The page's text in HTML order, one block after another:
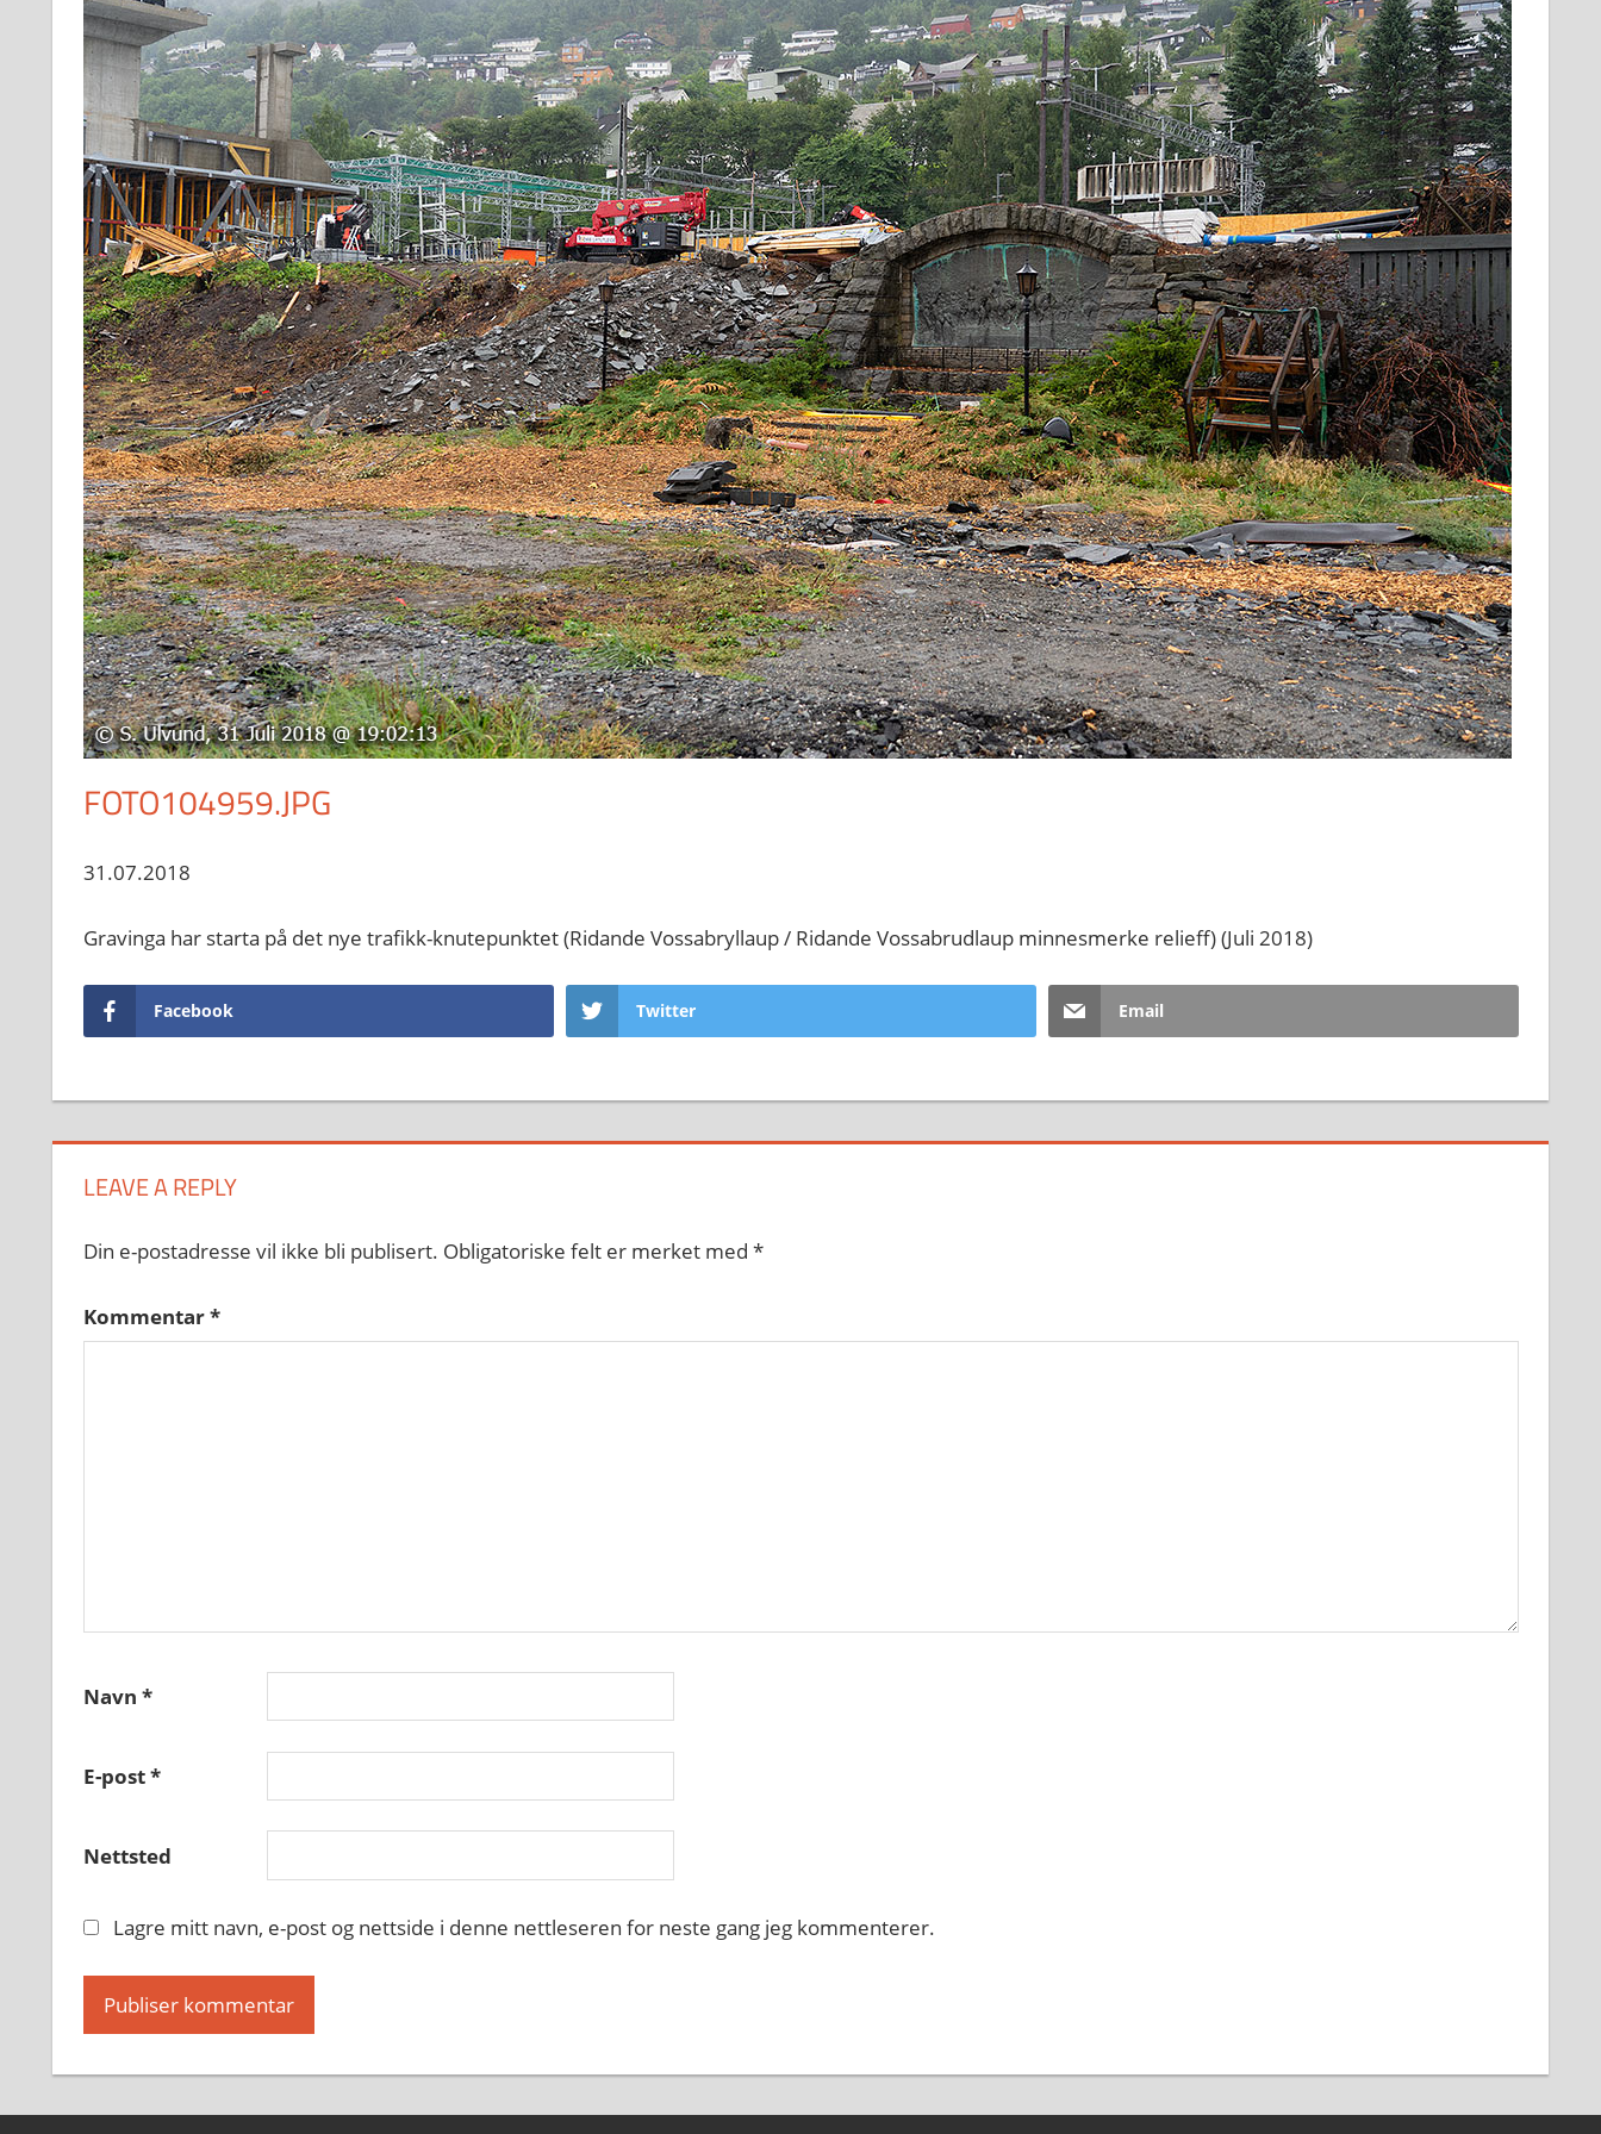
FOTO104959.JPG
31.07.2018
Gravinga har starta på det nye trafikk-knutepunktet (Ridande Vossabryllaup / Ridande Vossabrudlaup minnesmerke relieff) (Juli 2018)
Facebook Twitter Email
LEAVE A REPLY
Din e-postadresse vil ikke bli publisert. Obligatoriske felt er merket med *
Kommentar*
Navn *
E-post*
Nettsted
Lagre mitt navn, e-post og nettside i denne nettleseren for neste gang jeg kommenterer.